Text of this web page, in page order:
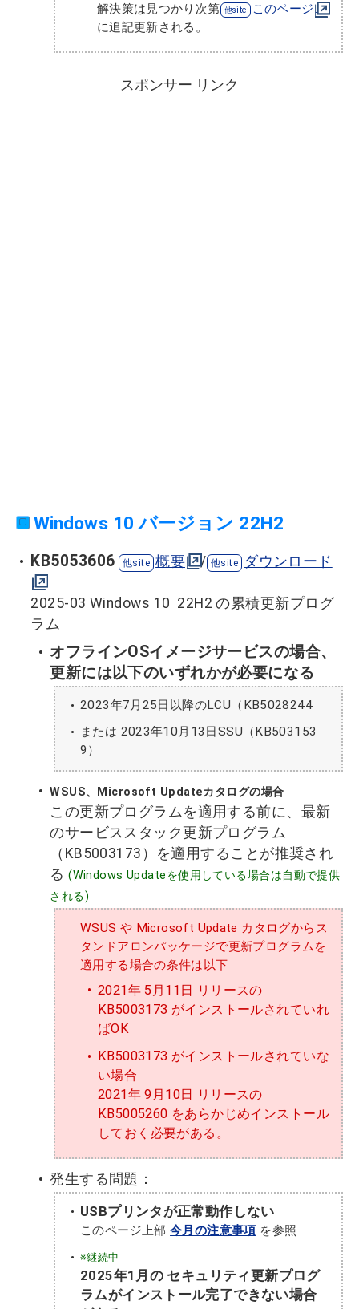
解決策は見つかり次第
このページ
に追記更新される。
スポンサー リンク
Windows 10 バージョン 22H2
KB5053606 概要 / ダウンロード
2025-03 Windows 10 22H2 の累積更新プログ
ラム
オフラインOSイメージサービスの場合、
更新には以下のいずれかが必要になる
2023年7月25日以降のLCU（KB5028244
または 2023年10月13日SSU（KB503153
9）
WSUS、Microsoft Updateカタログの場合
この更新プログラムを適用する前に、最新
のサービススタック更新プログラム
（KB5003173）を適用することが推奨され
る (Windows Updateを使用している場合は自動で提供
される)
WSUS や Microsoft Update カタログからス
タンドアロンパッケージで更新プログラムを
適用する場合の条件は以下
2021年 5月11日 リリースの
KB5003173 がインストールされていれ
ばOK
KB5003173 がインストールされていな
い場合
2021年 9月10日 リリースの
KB5005260 をあらかじめインストール
しておく必要がある。
発生する問題：
USBプリンタが正常動作しない
このページ上部今月の注意事項 を参照
※継続中
2025年1月の セキュリティ更新プログ
ラムがインストール完了できない場合